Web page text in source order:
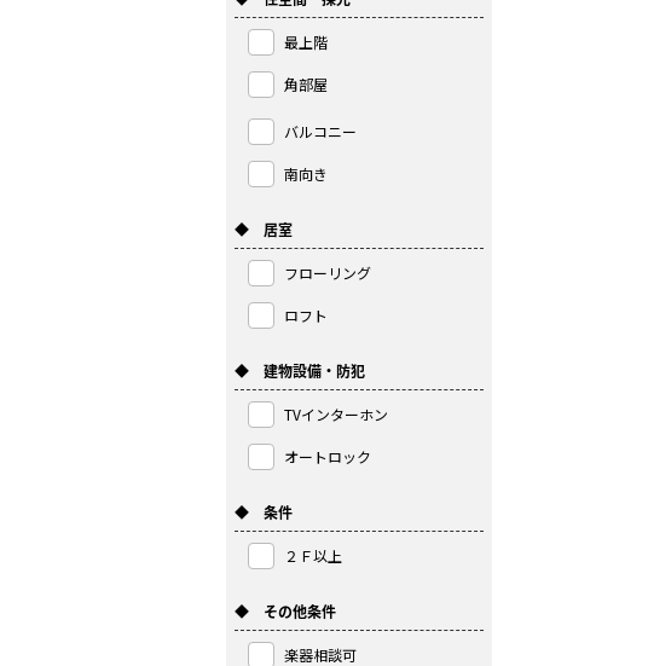
最上階
角部屋
バルコニー
南向き
◆ 居室
フローリング
ロフト
◆ 建物設備・防犯
TVインターホン
オートロック
◆ 条件
２Ｆ以上
◆ その他条件
楽器相談可